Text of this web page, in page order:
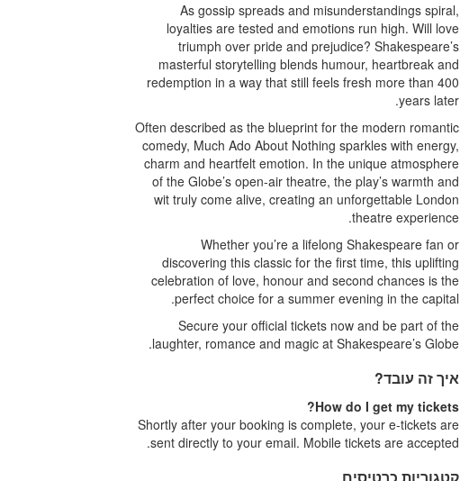
As gossip spreads and misunderstandings spiral,
loyalties are tested and emotions run high. Will love
triumph over pride and prejudice? Shakespeare’s
masterful storytelling blends humour, heartbreak and
redemption in a way that still feels fresh more than 400
years later.
Often described as the blueprint for the modern romantic
comedy, Much Ado About Nothing sparkles with energy,
charm and heartfelt emotion. In the unique atmosphere
of the Globe’s open-air theatre, the play’s warmth and
wit truly come alive, creating an unforgettable London
theatre experience.
Whether you’re a lifelong Shakespeare fan or
discovering this classic for the first time, this uplifting
celebration of love, honour and second chances is the
perfect choice for a summer evening in the capital.
Secure your official tickets now and be part of the
laughter, romance and magic at Shakespeare’s Globe.
איך זה עובד?
How do I get my tickets?
Shortly after your booking is complete, your e-tickets are
sent directly to your email. Mobile tickets are accepted.